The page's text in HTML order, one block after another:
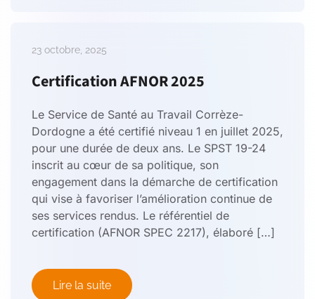
23 octobre, 2025
Certification AFNOR 2025
Le Service de Santé au Travail Corrèze-
Dordogne a été certifié niveau 1 en juillet 2025,
pour une durée de deux ans. Le SPST 19-24
inscrit au cœur de sa politique, son
engagement dans la démarche de certification
qui vise à favoriser l’amélioration continue de
ses services rendus. Le référentiel de
certification (AFNOR SPEC 2217), élaboré […]
Lire la suite